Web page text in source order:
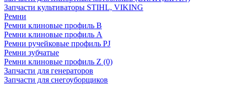
Запчасти культиваторы STIHL, VIKING
Ремни
Ремни клиновые профиль B
Ремни клиновые профиль А
Ремни ручейковые профиль PJ
Ремни зубчатые
Ремни клиновые профиль Z (0)
Запчасти для генераторов
Запчасти для снегоуборщиков